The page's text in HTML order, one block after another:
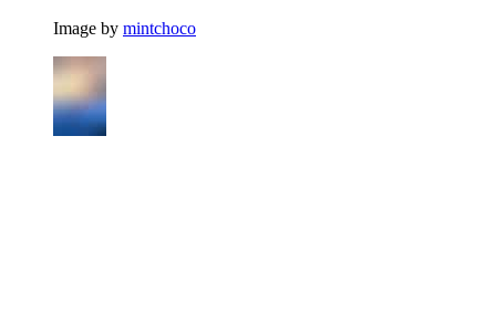
Image by mintchoco